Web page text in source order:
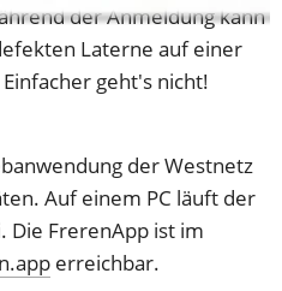
der Anmeldung kann
Laterne auf einer
geht's nicht!
der Westnetz
Auf einem PC läuft der
FrerenApp ist im
erreichbar.